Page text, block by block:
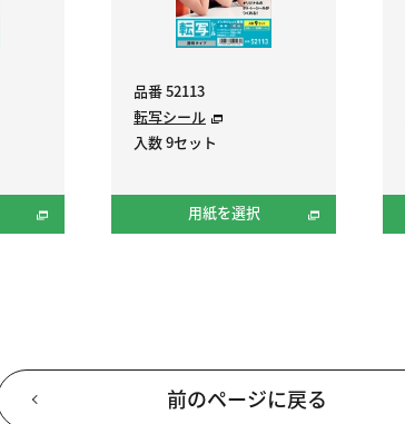
品番 52113
転写シール
入数 9セット
用紙を選択
前のページに戻る